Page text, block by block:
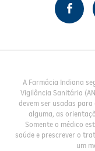
A Farmácia Indiana
Vigilância Sanitária
devem ser usadas
alguma, as
Somente o médico
saúde e prescrever o
um